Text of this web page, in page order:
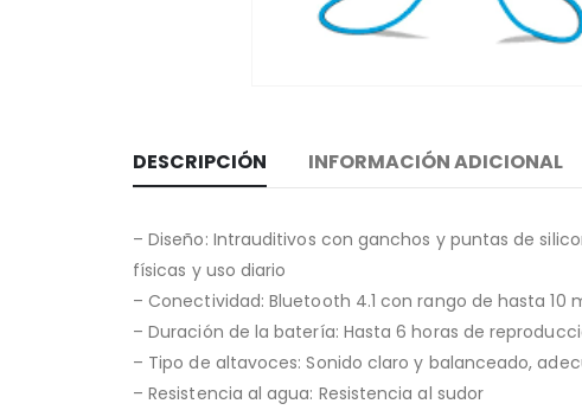
DESCRIPCIÓN INFORMACIÓN ADICIONAL
– Diseño: Intrauditivos con ganchos y puntas de
físicas y uso diario
– Conectividad: Bluetooth 4.1 con rango de hasta
– Duración de la batería: Hasta 6 horas de
– Tipo de altavoces: Sonido claro y balanceado,
– Resistencia al agua: Resistencia al sudor